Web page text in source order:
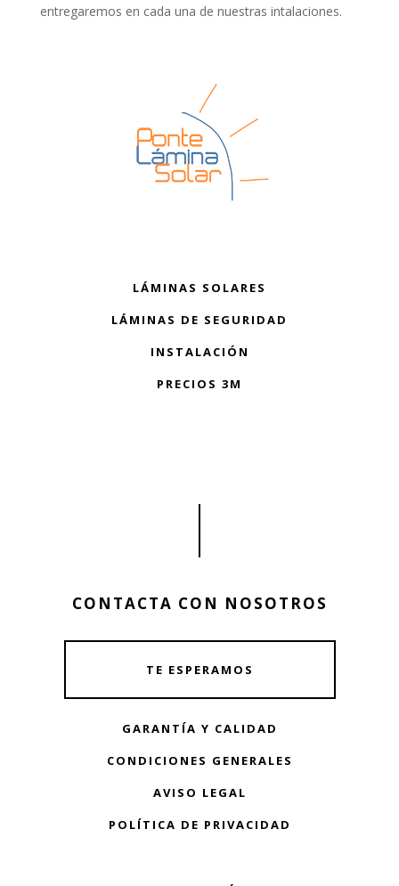
entregaremos en cada una de nuestras intalaciones.
LÁMINAS SOLARES
LÁMINAS DE SEGURIDAD
INSTALACIÓN
PRECIOS 3M
CONTACTA CON NOSOTROS
TE ESPERAMOS
GARANTÍA Y CALIDAD
CONDICIONES GENERALES
AVISO LEGAL
POLÍTICA DE PRIVACIDAD